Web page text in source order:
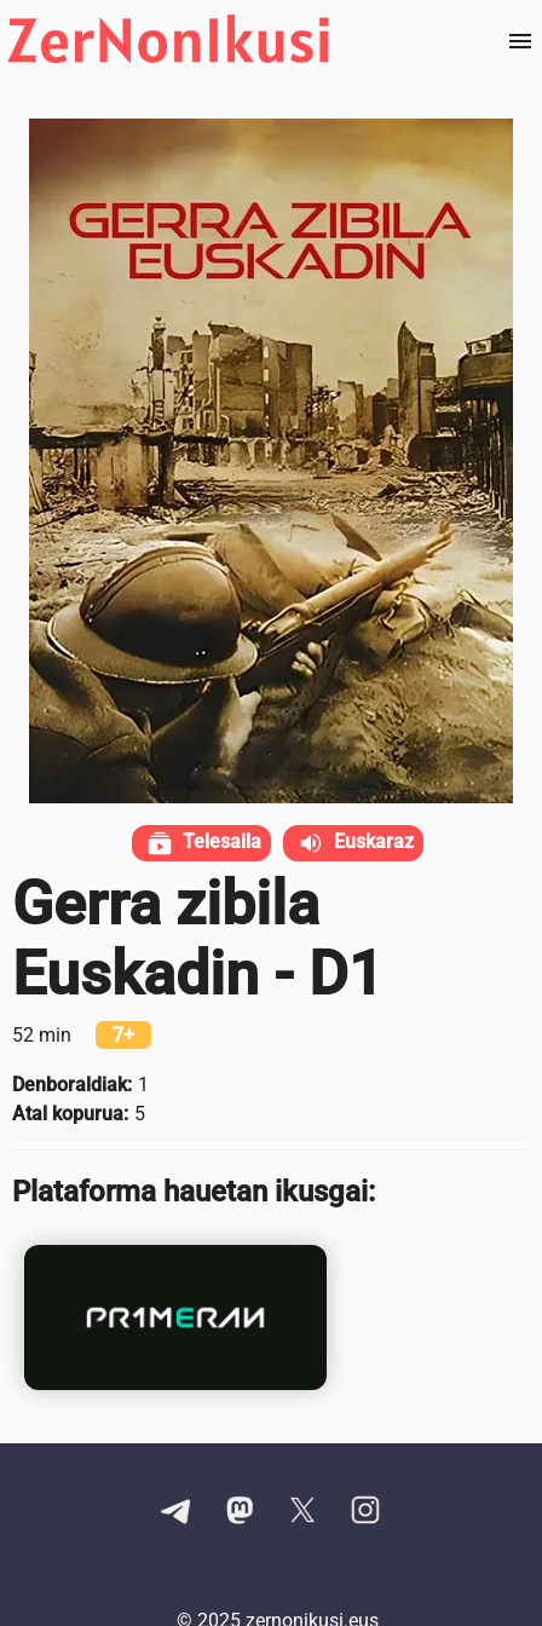
Gerra zibila
Euskadin - D1
52 min 7+
Denboraldiak: 1
Atal kopurua: 5
Plataforma hauetan ikusgai:
Telesaila Euskaraz
© 2025 zernonikusi.eus